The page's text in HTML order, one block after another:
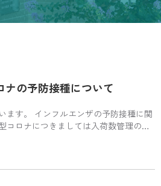
ナの予防接種について
ます。 インフルエンザの予防接種に関
コロナにつきましては入荷数管理の関
接種も […]